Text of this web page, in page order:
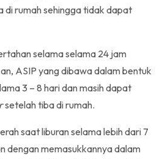
di rumah sehingga tidak dapat
selama selama 24 jam
ASIP yang dibawa dalam bentuk
3 – 8 hari dan masih dapat
setelah tiba di rumah.
saat liburan selama lebih dari 7
dengan memasukkannya dalam